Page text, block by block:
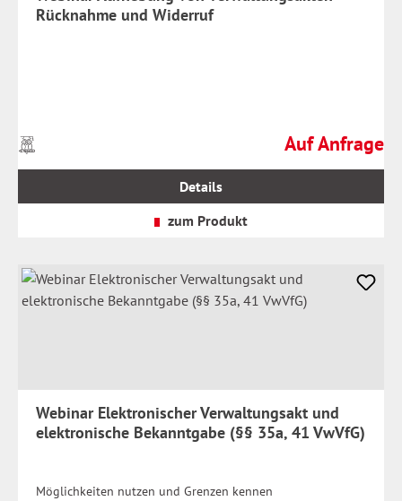
Rücknahme und Widerruf
Regulärer Preis:
Auf Anfrage
Preise
inkl.
Details
zum Produkt
Webinar Elektronischer Verwaltungsakt und
elektronische Bekanntgabe (§§ 35a, 41 VwVfG)
Möglichkeiten nutzen und Grenzen kennen